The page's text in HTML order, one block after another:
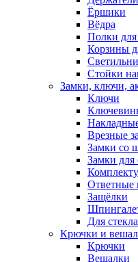
Ёршики
Вёдра
Полки
Корзины
Стойки
Замки, ключи,
Ключи
Врезные
Замки со
Замки для
Ответные
Защёлки
Для стекла
Крючки и
Крючки
Вешалки